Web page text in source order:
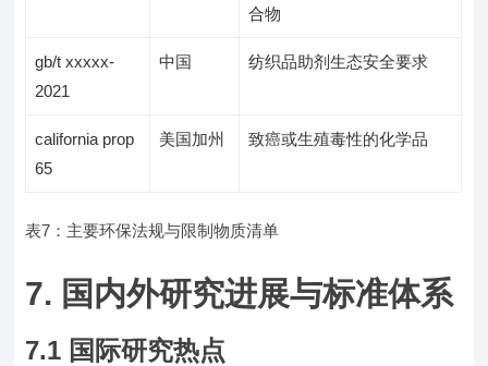
合物
gb/t xxxxx-
2021
中国 纺织品助剂生态安全要求
california prop
65
美国加州 致癌或生殖毒性的化学品
表7：主要环保法规与限制物质清单
7. 国内外研究进展与标准体系
7.1 国际研究热点